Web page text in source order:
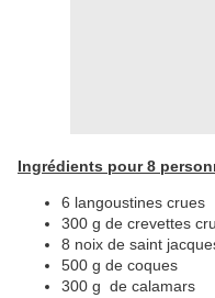
Ingrédients pour 8
6 langoustines crues
300 g de crevettes
8 noix de saint
500 g de coques
300 g de calamars